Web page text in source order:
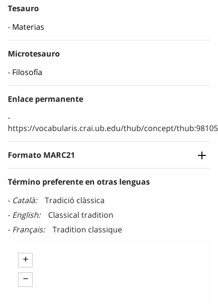
Tesauro
Materias
Microtesauro
Filosofía
Enlace permanente
https://vocabularis.crai.ub.edu/thub/concept/
Formato MARC21
Término preferente en otras lenguas
Català
Tradició clàssica
English
Classical tradition
Français
Tradition classique
+
−